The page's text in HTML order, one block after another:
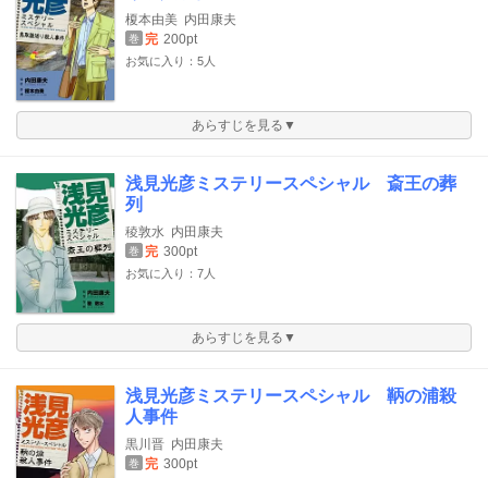
榎本由美 内田康夫
巻 完 200pt
お気に入り：5人
あらすじを見る▼
浅見光彦ミステリースペシャル 斎王の葬
列
稜敦水 内田康夫
巻 完 300pt
お気に入り：7人
あらすじを見る▼
浅見光彦ミステリースペシャル 鞆の浦殺
人事件
黒川晋 内田康夫
巻 完 300pt